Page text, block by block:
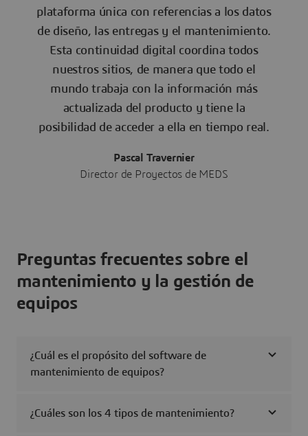
plataforma única con referencias a los datos
de diseño, las entregas y el mantenimiento.
Esta continuidad digital coordina todos
nuestros sitios, de manera que todo el
mundo trabaja con la información más
actualizada del producto y tiene la
posibilidad de acceder a ella en tiempo real.
Pascal Travernier
Director de Proyectos de MEDS
Preguntas frecuentes sobre el
mantenimiento y la gestión de
equipos
¿Cuál es el propósito del software de
mantenimiento de equipos?
¿Cuáles son los 4 tipos de mantenimiento?